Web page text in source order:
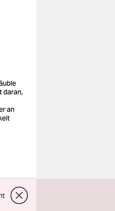
daran,
an